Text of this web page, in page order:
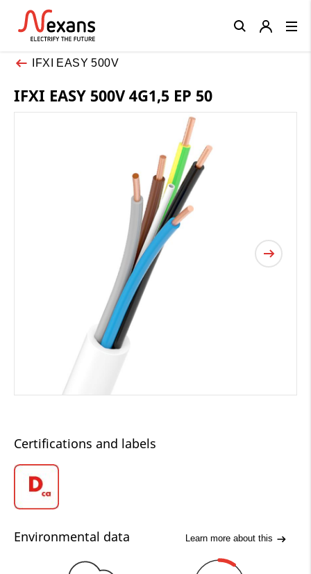
IFXI EASY 500V
IFXI EASY 500V 4G1,5 EP 50
Certifications and labels
Environmental data Learn more about this
Close